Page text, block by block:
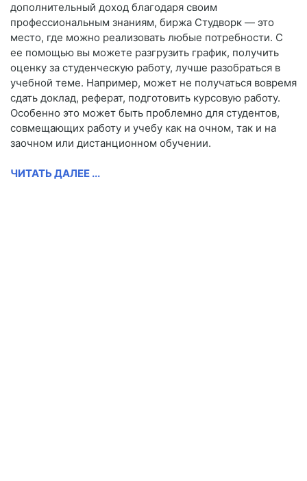
дополнительный доход благодаря своим
профессиональным знаниям, биржа Студворк — это
место, где можно реализовать любые потребности. С
ее помощью вы можете разгрузить график, получить
оценку за студенческую работу, лучше разобраться в
учебной теме. Например, может не получаться вовремя
сдать доклад, реферат, подготовить курсовую работу.
Особенно это может быть проблемно для студентов,
совмещающих работу и учебу как на очном, так и на
заочном или дистанционном обучении.
ЧИТАТЬ ДАЛЕЕ ...